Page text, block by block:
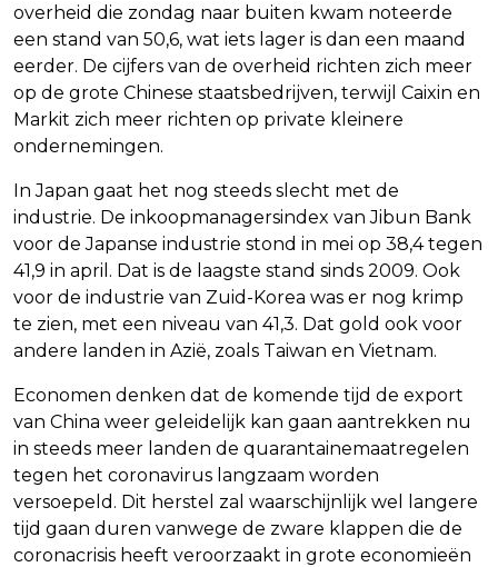
overheid die zondag naar buiten kwam noteerde
een stand van 50,6, wat iets lager is dan een maand
eerder. De cijfers van de overheid richten zich meer
op de grote Chinese staatsbedrijven, terwijl Caixin en
Markit zich meer richten op private kleinere
ondernemingen.
In Japan gaat het nog steeds slecht met de
industrie. De inkoopmanagersindex van Jibun Bank
voor de Japanse industrie stond in mei op 38,4 tegen
41,9 in april. Dat is de laagste stand sinds 2009. Ook
voor de industrie van Zuid-Korea was er nog krimp
te zien, met een niveau van 41,3. Dat gold ook voor
andere landen in Azië, zoals Taiwan en Vietnam.
Economen denken dat de komende tijd de export
van China weer geleidelijk kan gaan aantrekken nu
in steeds meer landen de quarantainemaatregelen
tegen het coronavirus langzaam worden
versoepeld. Dit herstel zal waarschijnlijk wel langere
tijd gaan duren vanwege de zware klappen die de
coronacrisis heeft veroorzaakt in grote economieën